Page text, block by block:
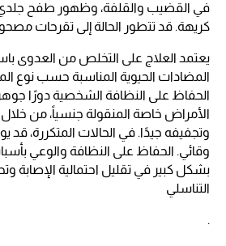
في القضيب والقلفة، وظهور طفح جلدي،
كريهة. قد تتطور الحالة إلى تقرحات
يعتمد العلاج على التخلص من العدوى
المضادات الحيوية المناسبة حسب نوع
الحفاظ على النظافة الشخصية دورًا
الأمراض خاصة المنقولة جنسياً، من
وتجفيفه جيدًا. في الحالات المتكررة، قد
وقائي. الحفاظ على النظافة والوعي
بشكل كبير في تقليل احتمالية الإصابة
التناسلي
.